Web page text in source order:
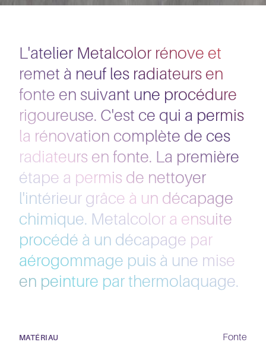
L'atelier Metalcolor rénove et
remet à neuf les radiateurs en
fonte en suivant une procédure
rigoureuse. C'est ce qui a permis
la rénovation complète de ces
radiateurs en fonte. La première
étape a permis de nettoyer
l'intérieur grâce à un décapage
chimique. Metalcolor a ensuite
procédé à un décapage par
aérogommage puis à une mise
en peinture par thermolaquage.
MATÉRIAU Fonte